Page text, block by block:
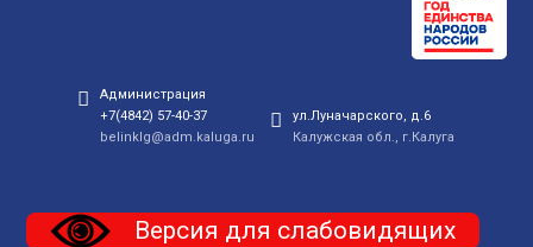
Администрация
+7(4842) 57-40-37
belinklg@adm.kaluga.ru
ул.Луначарского, д.6
Калужская обл., г.Калуга
Версия для слабовидящих